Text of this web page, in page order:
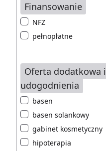
Finansowanie
NFZ
pełnopłatne
Oferta dodatkowa i
udogodnienia
basen
basen solankowy
gabinet kosmetyczny
hipoterapia